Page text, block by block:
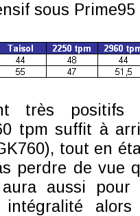
sous Prime95
très positifs
tpm suffit à
tout en
perdre de vue
aura aussi